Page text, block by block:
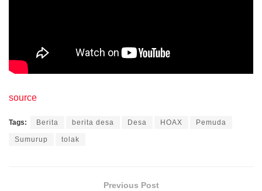
source
Tags: Berita berita desa Desa HOAX Pemuda
Sumurup tolak
Previous Post